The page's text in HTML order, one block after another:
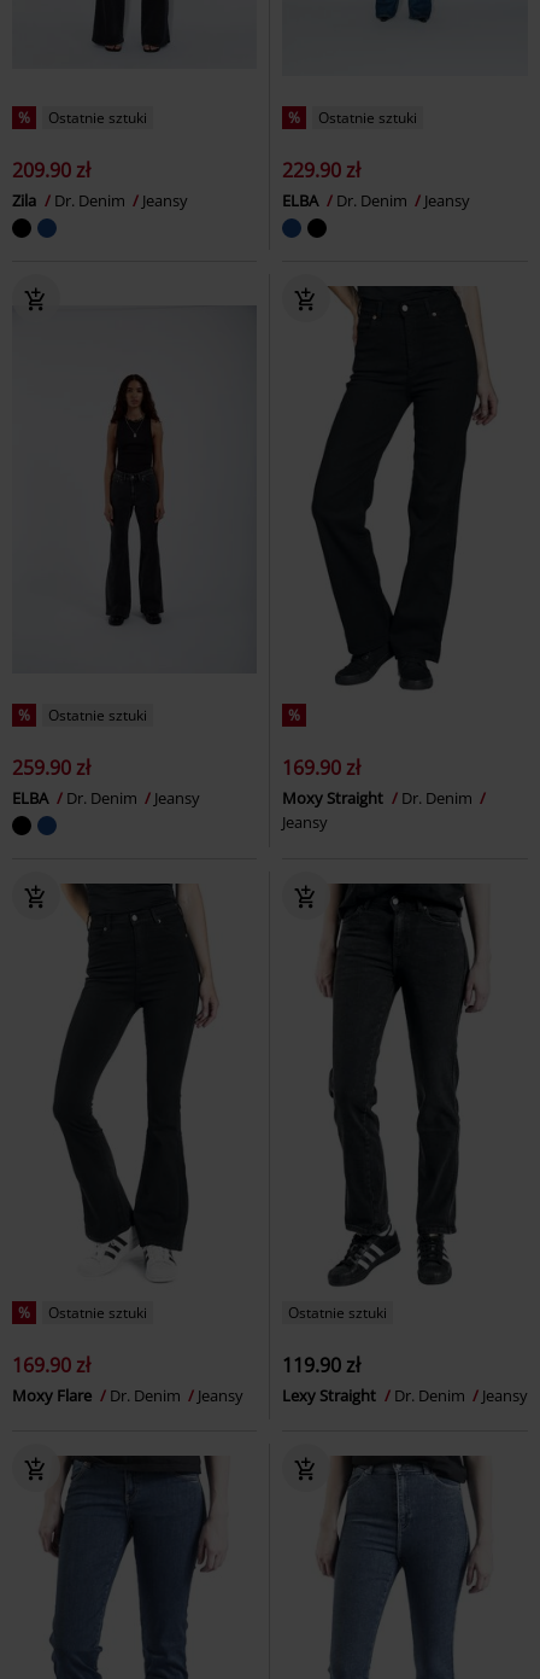
% Ostatnie sztuki
209.90 zł
Zila Dr. Denim Jeansy
% Ostatnie sztuki
229.90 zł
ELBA Dr. Denim Jeansy
% Ostatnie sztuki
259.90 zł
ELBA Dr. Denim Jeansy
%
169.90 zł
Moxy Straight
Dr. Denim
Jeansy
% Ostatnie sztuki
169.90 zł
Moxy Flare Dr. Denim Jeansy
Ostatnie sztuki
119.90 zł
Lexy Straight Dr. Denim Jeansy